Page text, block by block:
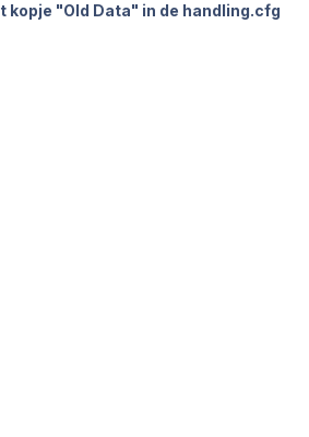
kopje "Old Data" in de handling.cfg